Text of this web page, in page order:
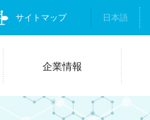
サイトマップ 日本語
企業情報